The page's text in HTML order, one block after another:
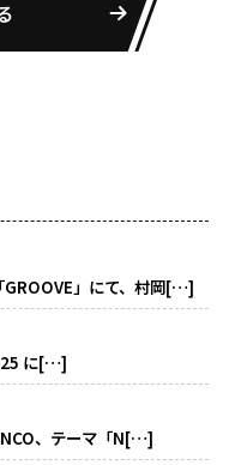
GROOVE」にて、村岡[…]
に[…]
、テーマ「N[…]